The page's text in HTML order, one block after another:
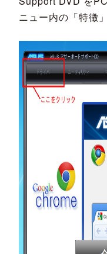
ニュー内の「特徴